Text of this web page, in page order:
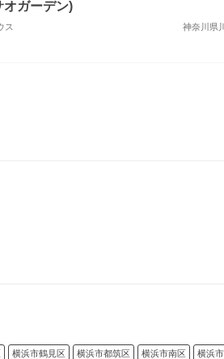
ガーデン)
ス 神奈川県
横浜市鶴見区 横浜市都筑区 横浜市南区 横浜